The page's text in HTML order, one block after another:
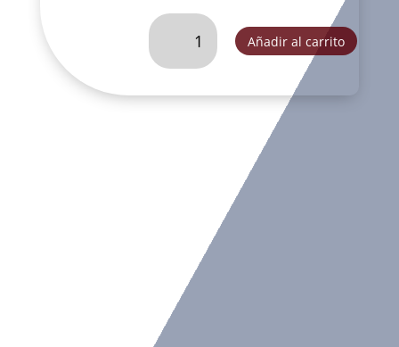
ARCANGEL
ZADAKIEL
CON
ORO
Añadir al carrito